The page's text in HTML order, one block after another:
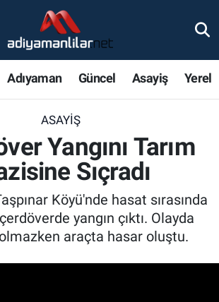
Adıyaman Güncel Asayiş Yerel
ASAYIŞ
Yangını Tarım
Sıçradı
Köyü'nde hasat sırasında
yangın çıktı. Olayda
araçta hasar oluştu.
Vakitleri
Durumu ve Fikstür